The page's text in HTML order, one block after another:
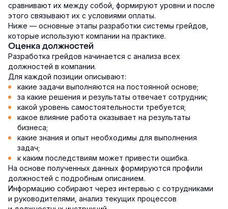
сравнивают их между собой, формируют уровни и после
этого связывают их с условиями оплаты.
Ниже — основные этапы разработки системы грейдов,
которые используют компании на практике.
Оценка должностей
Разработка грейдов начинается с анализа всех
должностей в компании.
Для каждой позиции описывают:
какие задачи выполняются на постоянной основе;
за какие решения и результаты отвечает сотрудник;
какой уровень самостоятельности требуется;
какое влияние работа оказывает на результаты
бизнеса;
какие знания и опыт необходимы для выполнения
задач;
к каким последствиям может привести ошибка.
На основе полученных данных формируются профили
должностей с подробным описанием.
Информацию собирают через интервью с сотрудниками
и руководителями, анализ текущих процессов